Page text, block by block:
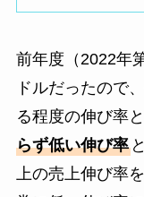
前年度（2022年
ドルだったので
る程度の伸び率
らず低い伸び率
上の売上伸び率